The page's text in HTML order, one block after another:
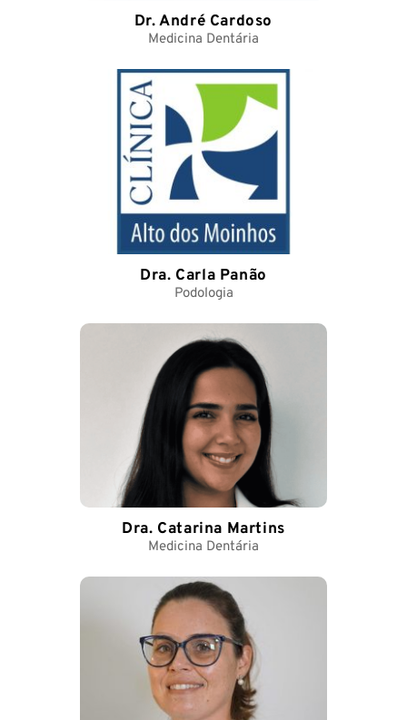
Dr. André Cardoso
Medicina Dentária
Dra. Carla Panão
Podologia
Dra. Catarina Martins
Medicina Dentária